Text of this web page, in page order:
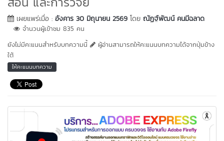
เผยแพร่เมื่อ : อังคาร 30 มิถุนายน 2569 โดย ณัฏฐ์พัฒน์ คนมีฉลาด
จำนวนผู้เข้าชม 835 คน
ยังไม่มีคะแนนสำหรับบทความนี้
ผู้อ่านสามารถให้คะแนนบทความได้จากปุ่มข้าง
ใต้
ให้คะแนนบทความ